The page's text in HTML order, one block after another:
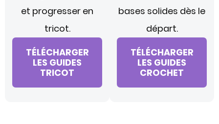
et progresser en
tricot.
TÉLÉCHARGER
LES GUIDES
TRICOT
bases solides dès le
départ.
TÉLÉCHARGER
LES GUIDES
CROCHET